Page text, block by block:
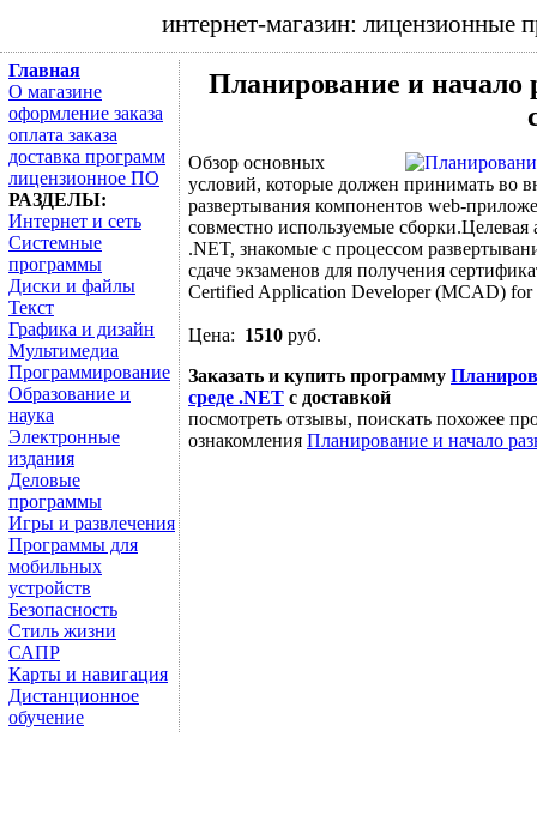
интернет-магазин:
Главная
О магазине
оформление заказа
оплата заказа
доставка программ
лицензионное ПО
РАЗДЕЛЫ:
Интернет и сеть
Системные
программы
Диски и файлы
Текст
Графика и дизайн
Мультимедиа
Программирование
Образование и
наука
Электронные
издания
Деловые
программы
Игры и развлечения
Программы для
мобильных
устройств
Безопасность
Стиль жизни
САПР
Карты и навигация
Дистанционное
обучение
Планирование и начало
Обзор основных
условий, которые должен принимать во
развертывания компонентов web-
совместно используемые
.NET, знакомые с процессом
сдаче экзаменов для получения
Certified Application Developer (MCAD)
Цена: 1510 руб.
Заказать и купить программу
среде .NET с доставкой
посмотреть отзывы, поискать похожее
ознакомления Планирование и начало